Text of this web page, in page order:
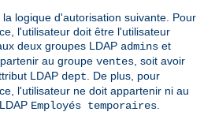
logique d'autorisation suivante. Pour
l'utilisateur doit être l'utilisateur
deux groupes LDAP admins et
au groupe ventes, soit avoir
LDAP dept. De plus, pour
l'utilisateur ne doit appartenir ni au
Employés temporaires.